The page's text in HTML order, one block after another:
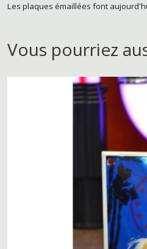
Les plaques émaillées font
Vous pourriez